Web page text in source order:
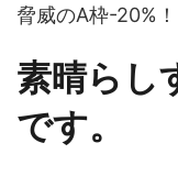
脅威のA枠-20%！
素晴らし
です。